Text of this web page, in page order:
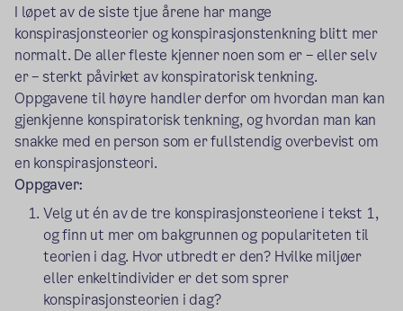
I løpet av de siste tjue årene har mange
konspirasjonsteorier og konspirasjonstenkning blitt mer
normalt. De aller fleste kjenner noen som er – eller selv
er – sterkt påvirket av konspiratorisk tenkning.
Oppgavene til høyre handler derfor om hvordan man kan
gjenkjenne konspiratorisk tenkning, og hvordan man kan
snakke med en person som er fullstendig overbevist om
en konspirasjonsteori.
Oppgaver:
Velg ut én av de tre konspirasjonsteoriene i tekst 1,
og finn ut mer om bakgrunnen og populariteten til
teorien i dag. Hvor utbredt er den? Hvilke miljøer
eller enkeltindivider er det som sprer
konspirasjonsteorien i dag?